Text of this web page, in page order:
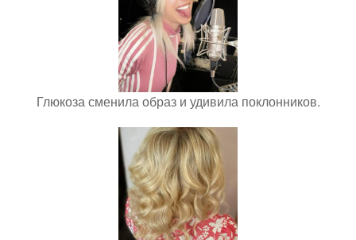
Глюкоза сменила образ и удивила поклонников.